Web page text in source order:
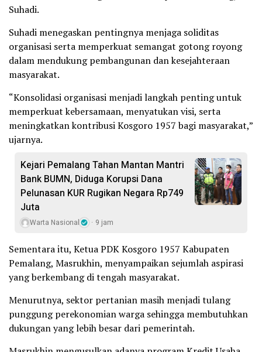
Suhadi.
Suhadi menegaskan pentingnya menjaga soliditas
organisasi serta memperkuat semangat gotong royong
dalam mendukung pembangunan dan kesejahteraan
masyarakat.
“Konsolidasi organisasi menjadi langkah penting untuk
memperkuat kebersamaan, menyatukan visi, serta
meningkatkan kontribusi Kosgoro 1957 bagi masyarakat,”
ujarnya.
Kejari Pemalang Tahan Mantan Mantri
Bank BUMN, Diduga Korupsi Dana
Pelunasan KUR Rugikan Negara Rp749
Juta
Warta Nasional 9 jam
Sementara itu, Ketua PDK Kosgoro 1957 Kabupaten
Pemalang, Masrukhin, menyampaikan sejumlah aspirasi
yang berkembang di tengah masyarakat.
Menurutnya, sektor pertanian masih menjadi tulang
punggung perekonomian warga sehingga membutuhkan
dukungan yang lebih besar dari pemerintah.